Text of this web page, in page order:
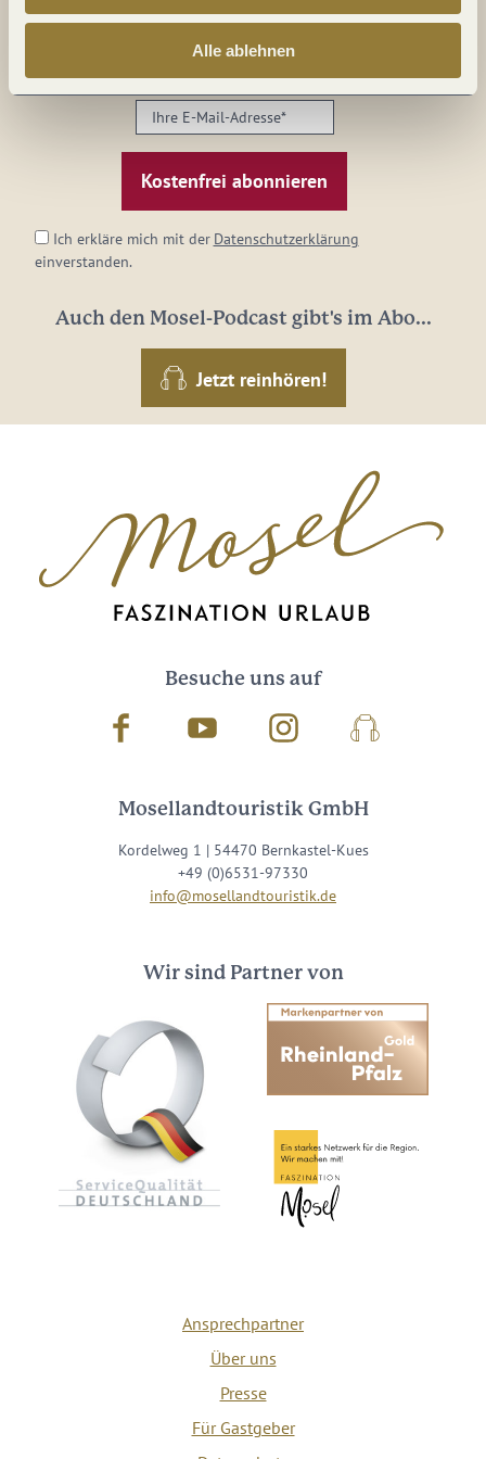
Alle ablehnen
Mosel im Abo: Mit unserem Newsletter
Ihre
E-
Mail-
Adresse:
Ich erkläre mich mit der Datenschutzerklärung
einverstanden.
Auch den Mosel-Podcast gibt's im Abo...
Jetzt reinhören!
Besuche uns auf
Facebook Youtube InstagramPodcast
Mosellandtouristik GmbH
Kordelweg 1 | 54470 Bernkastel-Kues
+49 (0)6531-97330
info@mosellandtouristik.de
Wir sind Partner von
Ansprechpartner
Über uns
Presse
Für Gastgeber